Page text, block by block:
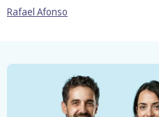
Rafael Afonso